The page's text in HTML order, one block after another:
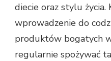
diecie oraz stylu
wprowadzenie do
produktów bogatych
regularnie spożywać